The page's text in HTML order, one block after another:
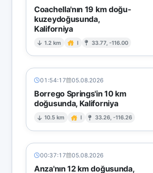
Coachella'nın 19 km doğu-
kuzeydoğusunda,
Kaliforniya
1.2 km I 33.77, -116.00
01:54:17 05.08.2026
Borrego Springs'in 10 km
doğusunda, Kaliforniya
10.5 km I 33.26, -116.26
00:37:17 05.08.2026
Anza'nın 12 km doğusunda,